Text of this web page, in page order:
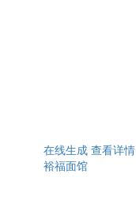
在线生成 查看详情
裕福面馆